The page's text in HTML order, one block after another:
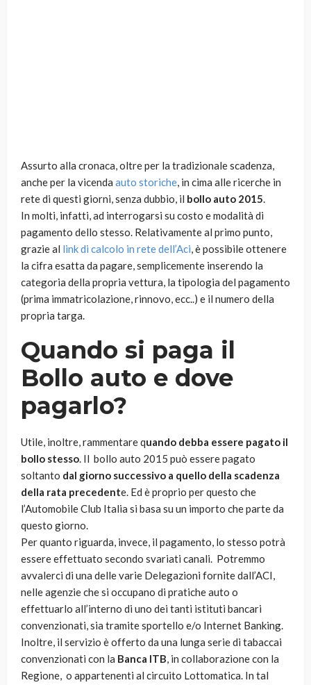
Assurto alla cronaca, oltre per la tradizionale scadenza,
anche per la vicenda auto storiche, in cima alle ricerche in
rete di questi giorni, senza dubbio, il bollo auto 2015.
In molti, infatti, ad interrogarsi su costo e modalità di
pagamento dello stesso. Relativamente al primo punto,
grazie al link di calcolo in rete dell’Aci, è possibile ottenere
la cifra esatta da pagare, semplicemente inserendo la
categoria della propria vettura, la tipologia del pagamento
(prima immatricolazione, rinnovo, ecc..) e il numero della
propria targa.
Quando si paga il
Bollo auto e dove
pagarlo?
Utile, inoltre, rammentare quando debba essere pagato il
bollo stesso. Il bollo auto 2015 può essere pagato
soltanto dal giorno successivo a quello della scadenza
della rata precedente. Ed è proprio per questo che
l’Automobile Club Italia si basa su un importo che parte da
questo giorno.
Per quanto riguarda, invece, il pagamento, lo stesso potrà
essere effettuato secondo svariati canali. Potremmo
avvalerci di una delle varie Delegazioni fornite dall’ACI,
nelle agenzie che si occupano di pratiche auto o
effettuarlo all’interno di uno dei tanti istituti bancari
convenzionati, sia tramite sportello e/o Internet Banking.
Inoltre, il servizio è offerto da una lunga serie di tabaccai
convenzionati con la Banca ITB, in collaborazione con la
Regione, o appartenenti al circuito Lottomatica. In tal